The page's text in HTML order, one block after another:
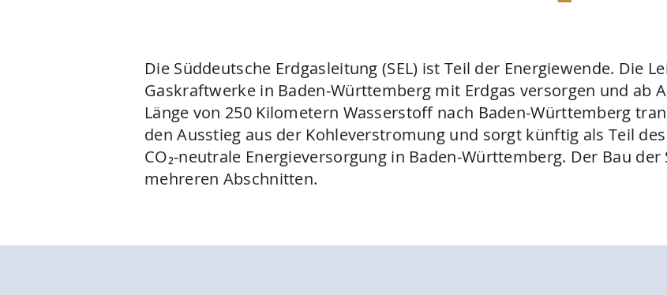
Die Süddeutsche Erdgasleitung (SEL) ist Teil der Energiewende. Die
Gaskraftwerke in Baden-Württemberg mit Erdgas versorgen und ab
Länge von 250 Kilometern Wasserstoff nach Baden-Württemberg
den Ausstieg aus der Kohleverstromung und sorgt künftig als Teil
CO₂-neutrale Energieversorgung in Baden-Württemberg. Der Bau
mehreren Abschnitten.